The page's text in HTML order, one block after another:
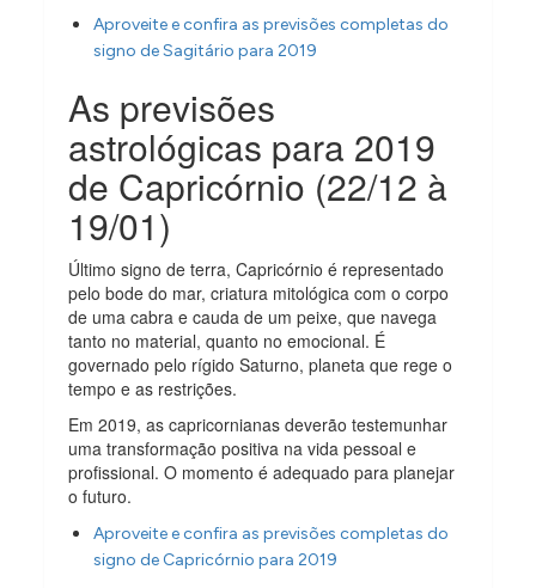
Aproveite e confira as previsões completas do
signo de Sagitário para 2019
As previsões
astrológicas para 2019
de Capricórnio (22/12 à
19/01)
Último signo de terra, Capricórnio é representado
pelo bode do mar, criatura mitológica com o corpo
de uma cabra e cauda de um peixe, que navega
tanto no material, quanto no emocional. É
governado pelo rígido Saturno, planeta que rege o
tempo e as restrições.
Em 2019, as capricornianas deverão testemunhar
uma transformação positiva na vida pessoal e
profissional. O momento é adequado para planejar
o futuro.
Aproveite e confira as previsões completas do
signo de Capricórnio para 2019